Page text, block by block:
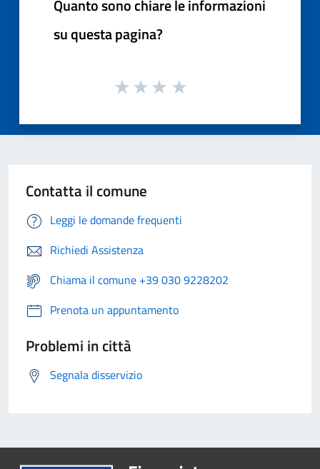
Quanto sono chiare le informazioni
su questa pagina?
Contatta il comune
Leggi le domande frequenti
Richiedi Assistenza
Chiama il comune +39 030 9228202
Prenota un appuntamento
Problemi in città
Segnala disservizio